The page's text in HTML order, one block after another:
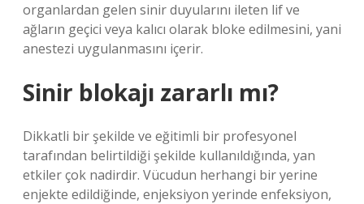
organlardan gelen sinir duyularını ileten lif ve
ağların geçici veya kalıcı olarak bloke edilmesini, yani
anestezi uygulanmasını içerir.
Sinir blokajı zararlı mı?
Dikkatli bir şekilde ve eğitimli bir profesyonel
tarafından belirtildiği şekilde kullanıldığında, yan
etkiler çok nadirdir. Vücudun herhangi bir yerine
enjekte edildiğinde, enjeksiyon yerinde enfeksiyon,